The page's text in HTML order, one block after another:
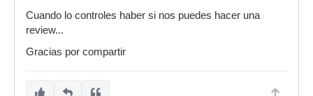
Cuando lo controles haber si nos puedes hacer una
review...
Gracias por compartir